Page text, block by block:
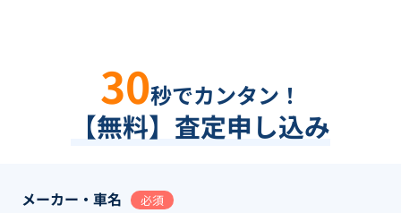
30秒でカンタン！
【無料】査定申し込み
メーカー・車名 必須